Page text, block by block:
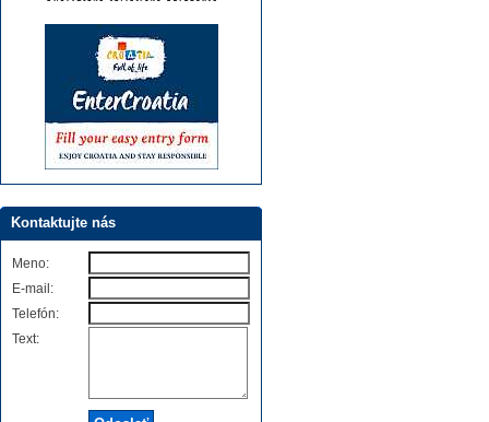
Kontaktujte nás
Meno:
E-mail:
Telefón:
Text: